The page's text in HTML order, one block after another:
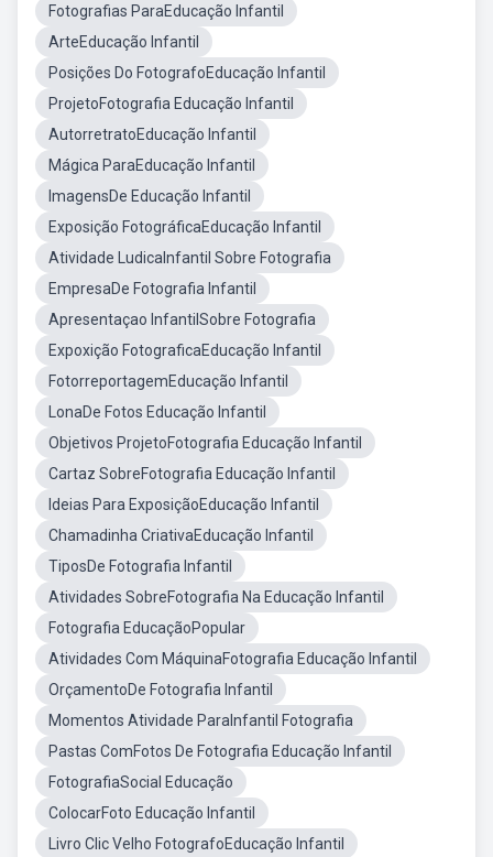
Fotografias ParaEducação Infantil
ArteEducação Infantil
Posições Do FotografoEducação Infantil
ProjetoFotografia Educação Infantil
AutorretratoEducação Infantil
Mágica ParaEducação Infantil
ImagensDe Educação Infantil
Exposição FotográficaEducação Infantil
Atividade LudicaInfantil Sobre Fotografia
EmpresaDe Fotografia Infantil
Apresentaçao InfantilSobre Fotografia
Expoxição FotograficaEducação Infantil
FotorreportagemEducação Infantil
LonaDe Fotos Educação Infantil
Objetivos ProjetoFotografia Educação Infantil
Cartaz SobreFotografia Educação Infantil
Ideias Para ExposiçãoEducação Infantil
Chamadinha CriativaEducação Infantil
TiposDe Fotografia Infantil
Atividades SobreFotografia Na Educação Infantil
Fotografia EducaçãoPopular
Atividades Com MáquinaFotografia Educação Infantil
OrçamentoDe Fotografia Infantil
Momentos Atividade ParaInfantil Fotografia
Pastas ComFotos De Fotografia Educação Infantil
FotografiaSocial Educação
ColocarFoto Educação Infantil
Livro Clic Velho FotografoEducação Infantil